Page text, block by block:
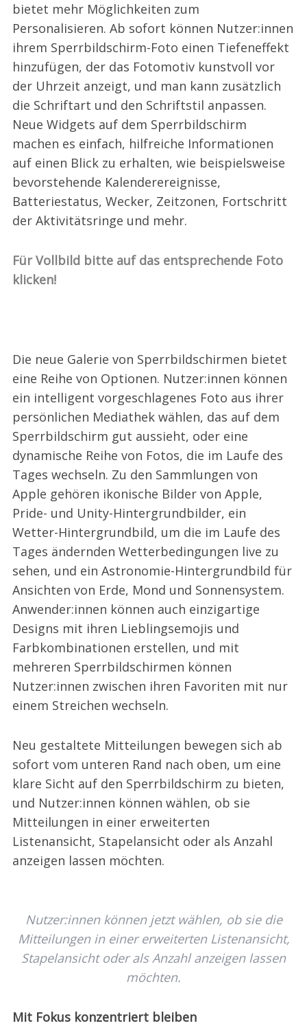
bietet mehr Möglichkeiten zum
Personalisieren. Ab sofort können Nutzer:innen
ihrem Sperrbildschirm-Foto einen Tiefeneffekt
hinzufügen, der das Fotomotiv kunstvoll vor
der Uhrzeit anzeigt, und man kann zusätzlich
die Schriftart und den Schriftstil anpassen.
Neue Widgets auf dem Sperrbildschirm
machen es einfach, hilfreiche Informationen
auf einen Blick zu erhalten, wie beispielsweise
bevorstehende Kalenderereignisse,
Batteriestatus, Wecker, Zeitzonen, Fortschritt
der Aktivitätsringe und mehr.
Für Vollbild bitte auf das entsprechende Foto
klicken!
Die neue Galerie von Sperrbildschirmen bietet
eine Reihe von Optionen. Nutzer:innen können
ein intelligent vorgeschlagenes Foto aus ihrer
persönlichen Mediathek wählen, das auf dem
Sperrbildschirm gut aussieht, oder eine
dynamische Reihe von Fotos, die im Laufe des
Tages wechseln. Zu den Sammlungen von
Apple gehören ikonische Bilder von Apple,
Pride- und Unity-Hintergrundbilder, ein
Wetter-Hintergrundbild, um die im Laufe des
Tages ändernden Wetterbedingungen live zu
sehen, und ein Astronomie-Hintergrundbild für
Ansichten von Erde, Mond und Sonnensystem.
Anwender:innen können auch einzigartige
Designs mit ihren Lieblingsemojis und
Farbkombinationen erstellen, und mit
mehreren Sperrbildschirmen können
Nutzer:innen zwischen ihren Favoriten mit nur
einem Streichen wechseln.
Neu gestaltete Mitteilungen bewegen sich ab
sofort vom unteren Rand nach oben, um eine
klare Sicht auf den Sperrbildschirm zu bieten,
und Nutzer:innen können wählen, ob sie
Mitteilungen in einer erweiterten
Listenansicht, Stapelansicht oder als Anzahl
anzeigen lassen möchten.
Nutzer:innen können jetzt wählen, ob sie die
Mitteilungen in einer erweiterten Listenansicht,
Stapelansicht oder als Anzahl anzeigen lassen
möchten.
Mit Fokus konzentriert bleiben